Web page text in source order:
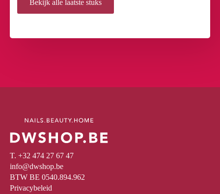
Bekijk alle laatste stuks
T. +32 474 27 67 47
info@dwshop.be
BTW BE 0540.894.962
Privacybeleid